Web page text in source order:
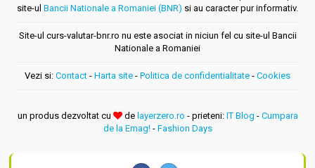
site-ul Bancii Nationale a Romaniei (BNR) si au caracter pur informativ.
Site-ul curs-valutar-bnr.ro nu este asociat in niciun fel cu site-ul Bancii
Nationale a Romaniei
Vezi si: Contact - Harta site - Politica de confidentialitate - Cookies
un produs dezvoltat cu de layerzero.ro - prieteni: IT Blog - Cumpara
de la Emag!- Fashion Days